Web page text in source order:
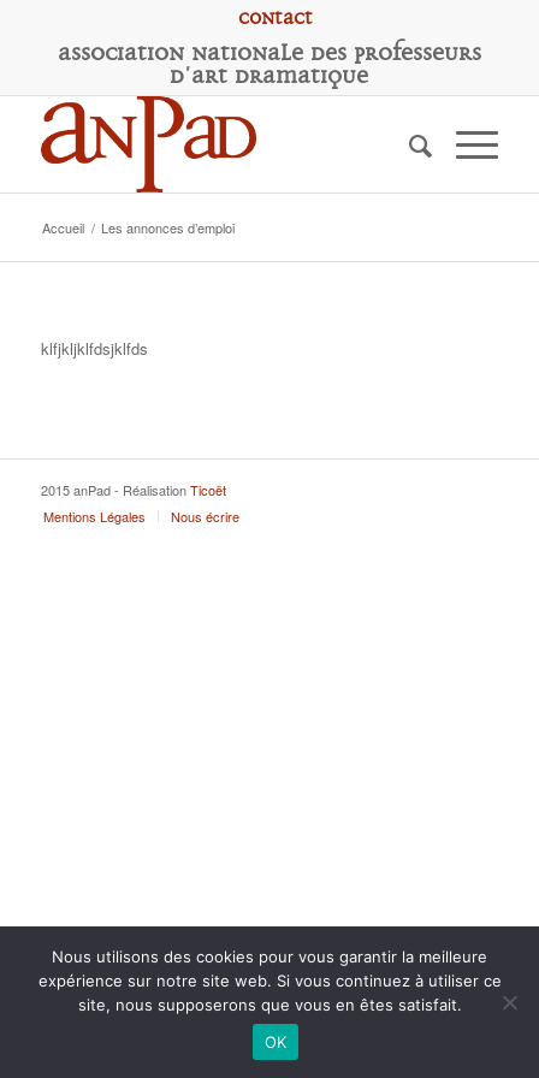
Contact
Association Nationale des Professeurs
d'Art Dramatique
Accueil / Les annonces d’emploi
klfjkljklfdsjklfds
2015 anPad - RéalisationTicoët
Mentions Légales
Nous écrire
Nous utilisons des cookies pour vous garantir la meilleure
expérience sur notre site web. Si vous continuez à utiliser ce
site, nous supposerons que vous en êtes satisfait.
OK